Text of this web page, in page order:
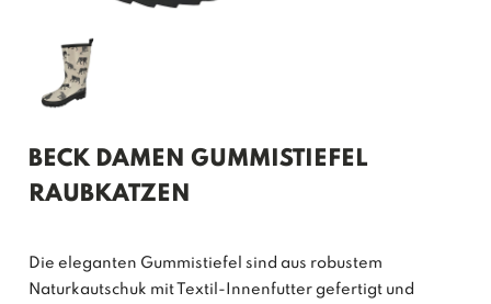
BECK DAMEN GUMMISTIEFEL
RAUBKATZEN
Die eleganten Gummistiefel sind aus robustem
Naturkautschuk mit Textil-Innenfutter gefertigt und